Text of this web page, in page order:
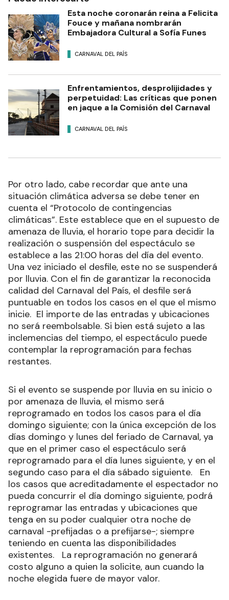
Esta noche coronarán reina a Felicita
Fouce y mañana nombrarán
Embajadora Cultural a Sofía Funes
CARNAVAL DEL PAÍS
Enfrentamientos, desprolijidades y
perpetuidad: Las críticas que ponen
en jaque a la Comisión del Carnaval
CARNAVAL DEL PAÍS
Por otro lado, cabe recordar que ante una
situación climática adversa se debe tener en
cuenta el “Protocolo de contingencias
climáticas”. Este establece que en el supuesto de
amenaza de lluvia, el horario tope para decidir la
realización o suspensión del espectáculo se
establece a las 21:00 horas del día del evento.
Una vez iniciado el desfile, este no se suspenderá
por lluvia. Con el fin de garantizar la reconocida
calidad del Carnaval del País, el desfile será
puntuable en todos los casos en el que el mismo
inicie. El importe de las entradas y ubicaciones
no será reembolsable. Si bien está sujeto a las
inclemencias del tiempo, el espectáculo puede
contemplar la reprogramación para fechas
restantes.
Si el evento se suspende por lluvia en su inicio o
por amenaza de lluvia, el mismo será
reprogramado en todos los casos para el día
domingo siguiente; con la única excepción de los
días domingo y lunes del feriado de Carnaval, ya
que en el primer caso el espectáculo será
reprogramado para el día lunes siguiente, y en el
segundo caso para el día sábado siguiente. En
los casos que acreditadamente el espectador no
pueda concurrir el día domingo siguiente, podrá
reprogramar las entradas y ubicaciones que
tenga en su poder cualquier otra noche de
carnaval -prefijadas o a prefijarse-; siempre
teniendo en cuenta las disponibilidades
existentes. La reprogramación no generará
costo alguno a quien la solicite, aun cuando la
noche elegida fuere de mayor valor.